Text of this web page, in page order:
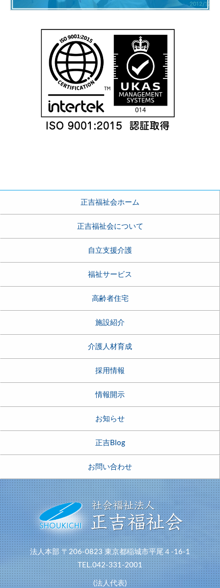
正吉福祉会ホーム
正吉福祉会について
自立支援介護
福祉サービス
高齢者住宅
施設紹介
介護人材育成
採用情報
情報開示
お知らせ
正吉Blog
お問い合わせ
法人本部 〒206-0823 東京都稲城市平尾４-16-1
TEL.042-331-2001
(法人代表)